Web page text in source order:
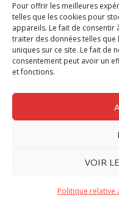
Pour offrir les meilleures
telles que les cookies pour
appareils. Le fait de consentir
traiter des données telles
uniques sur ce site. Le fait de
consentement peut avoir un
et fonctions.
VOIR
Politique relative
Chèque Compta
Chèque Emploi
G-Pods
Profession Audio-